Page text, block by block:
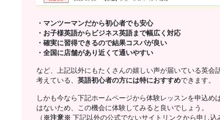
・マンツーマンだから初心者でも安心
・お子様英語からビジネス英語まで幅広く対応
・確実に習得できるので結果コスパが良い
・全国に店舗があり近くて通いやすい
など、上記以外にもたくさんの嬉しい声が届いている英会
考えている、 英語初心者の方には特におすすめできます。
しかも今なら下記ホームページから体験レッスンを申込め
はないため、この機会に体験してみると良いでしょう。
（ ※注意※ 下記以外の公式でないサイトリンクから申し